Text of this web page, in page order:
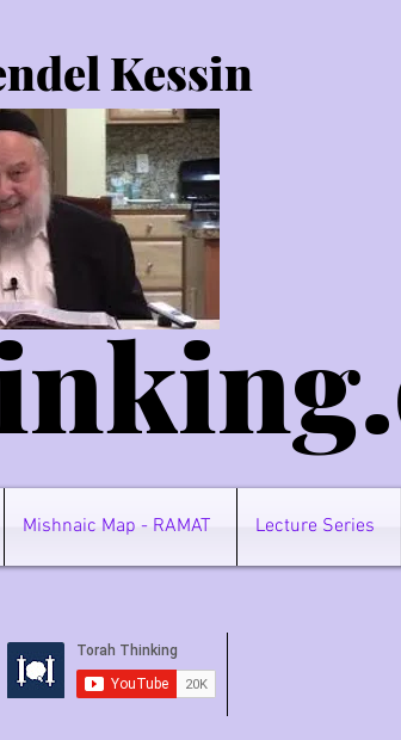
Kessin
Mishnaic Map - RAMAT Lecture Series